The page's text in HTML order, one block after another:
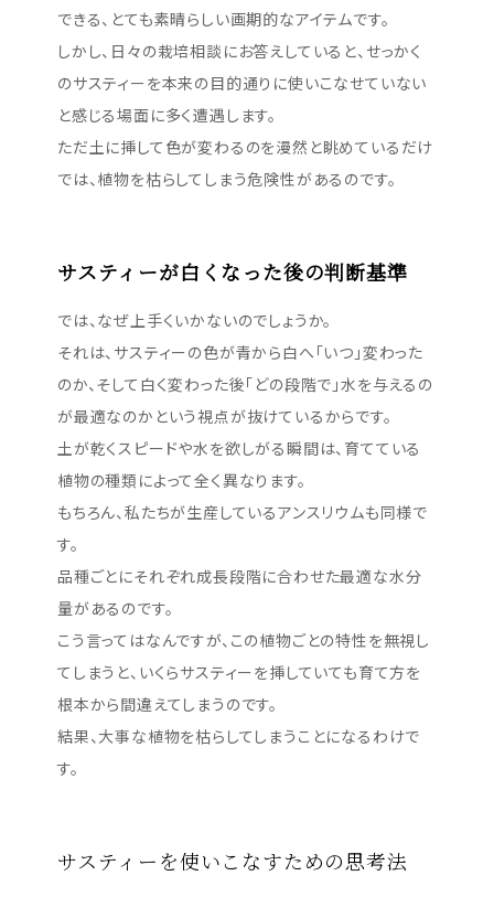
できる、とても素晴らしい画期的なアイテムです。
しかし、日々の栽培相談にお答えしていると、せっかく
のサスティーを本来の目的通りに使いこなせていない
と感じる場面に多く遭遇します。
ただ土に挿して色が変わるのを漫然と眺めているだけ
では、植物を枯らしてしまう危険性があるのです。
サスティーが白くなった後の判断基準
では、なぜ上手くいかないのでしょうか。
それは、サスティーの色が青から白へ「いつ」変わった
のか、そして白く変わった後「どの段階で」水を与えるの
が最適なのかという視点が抜けているからです。
土が乾くスピードや水を欲しがる瞬間は、育てている
植物の種類によって全く異なります。
もちろん、私たちが生産しているアンスリウムも同様で
す。
品種ごとにそれぞれ成長段階に合わせた最適な水分
量があるのです。
こう言ってはなんですが、この植物ごとの特性を無視し
てしまうと、いくらサスティーを挿していても育て方を
根本から間違えてしまうのです。
結果、大事な植物を枯らしてしまうことになるわけで
す。
サスティーを使いこなすための思考法